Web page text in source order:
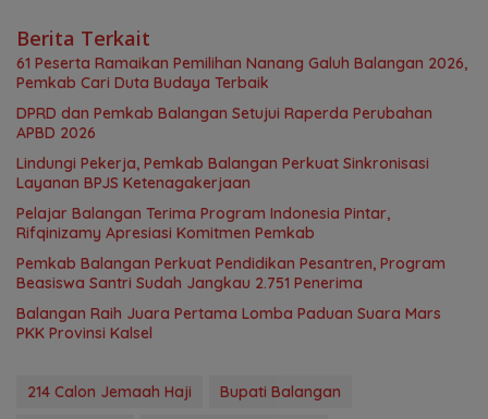
Berita Terkait
61 Peserta Ramaikan Pemilihan Nanang Galuh Balangan 2026,
Pemkab Cari Duta Budaya Terbaik
DPRD dan Pemkab Balangan Setujui Raperda Perubahan
APBD 2026
Lindungi Pekerja, Pemkab Balangan Perkuat Sinkronisasi
Layanan BPJS Ketenagakerjaan
Pelajar Balangan Terima Program Indonesia Pintar,
Rifqinizamy Apresiasi Komitmen Pemkab
Pemkab Balangan Perkuat Pendidikan Pesantren, Program
Beasiswa Santri Sudah Jangkau 2.751 Penerima
Balangan Raih Juara Pertama Lomba Paduan Suara Mars
PKK Provinsi Kalsel
214 Calon Jemaah Haji
Bupati Balangan